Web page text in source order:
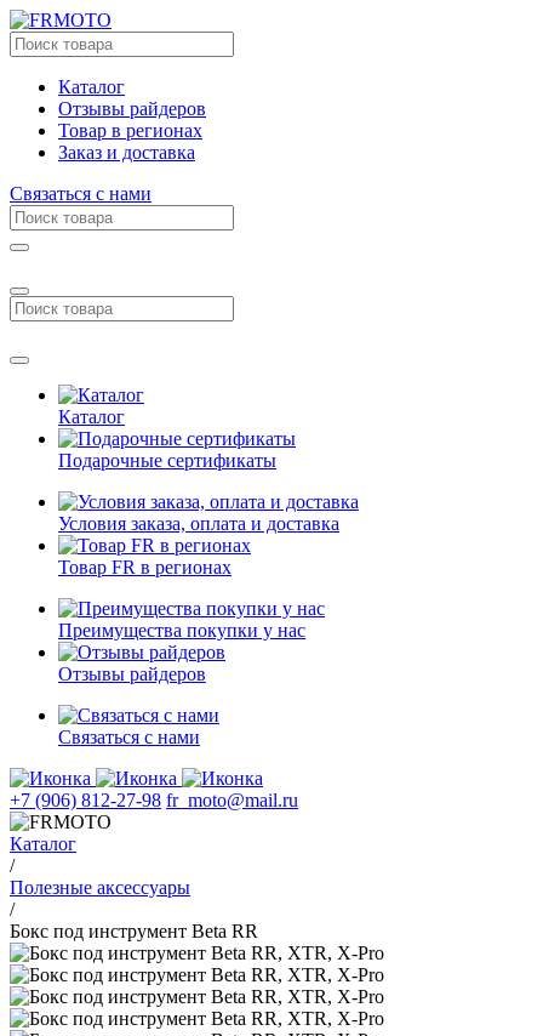
Каталог
Отзывы райдеров
Товар в регионах
Заказ и доставка
Связаться с нами
Каталог
Подарочные сертификаты
Условия заказа, оплата и доставка
Товар FR в регионах
Преимущества покупки у нас
Отзывы райдеров
Связаться с нами
+7 (906) 812-27-98 fr_moto@mail.ru
Каталог
/
Полезные аксессуары
/
Бокс под инструмент Beta RR